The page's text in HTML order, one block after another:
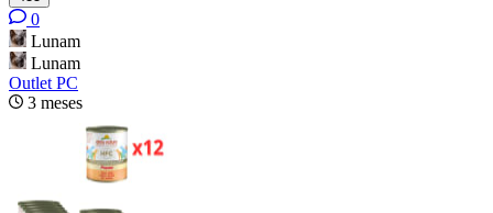
0
Lunam
Lunam
Outlet PC
3 meses